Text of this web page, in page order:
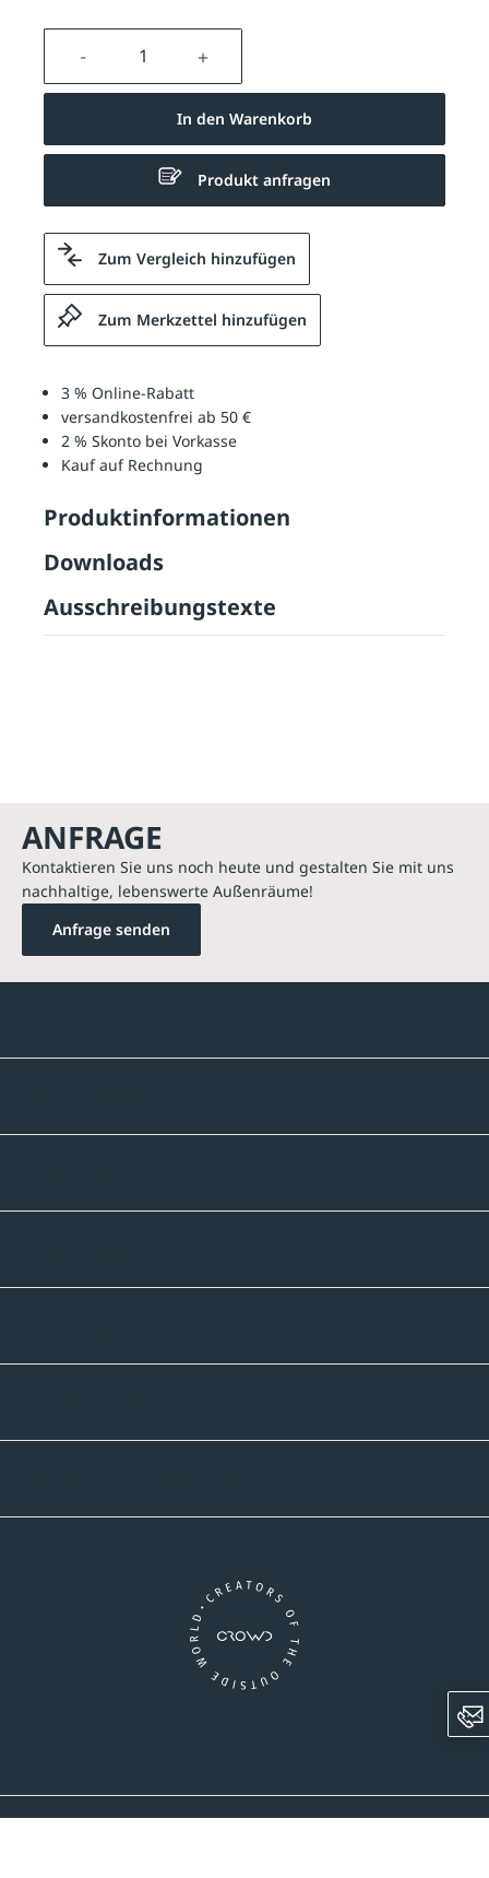
Produkt Anzahl: Gib den
In den Warenkorb
Produkt anfragen
Zum Vergleich hinzufügen
Zum Merkzettel hinzufügen
3 % Online-Rabatt
versandkostenfrei ab 50 €
2 % Skonto bei Vorkasse
Kauf auf Rechnung
Produktinformationen
Downloads
Ausschreibungstexte
ANFRAGE
Kontaktieren Sie uns noch heute und gestalten Sie mit uns
nachhaltige, lebenswerte Außenräume!
Anfrage senden